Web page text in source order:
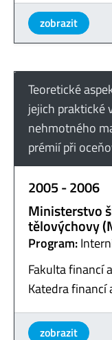
zobrazit
Teoretické
jejich praktické
nehmotného
prémií při
2005 - 2006
Ministerstvo
tělovýchovy
Program:
Fakulta financí
Katedra financí
zobrazit